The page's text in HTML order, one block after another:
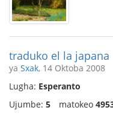
traduko el la japana
ya Sxak, 14 Oktoba 2008
Lugha: Esperanto
Ujumbe: 5 matokeo